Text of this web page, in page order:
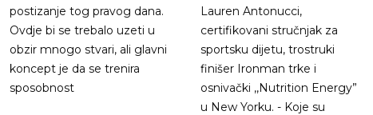
postizanje tog pravog dana.
Ovdje bi se trebalo uzeti u
obzir mnogo stvari, ali glavni
koncept je da se trenira
sposobnost
Lauren Antonucci,
certifikovani stručnjak za
sportsku dijetu, trostruki
finišer Ironman trke i
osnivački ,,Nutrition Energy”
u New Yorku. - Koje su